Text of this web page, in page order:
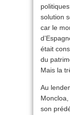
solution
car le
était
du
Mais la
Au
son